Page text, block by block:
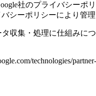
社のプライバシーポ
シーポリシーにより管理
タ収集・処理に仕組みに
technologies/